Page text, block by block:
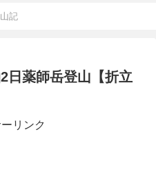
記
日薬師岳登山【折立
リンク